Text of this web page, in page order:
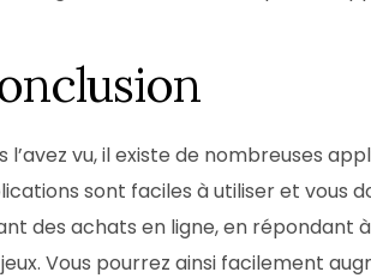
l’avez vu, il existe de nombreuses
sont faciles à utiliser et vous
des achats en ligne, en répondant
Vous pourrez ainsi facilement